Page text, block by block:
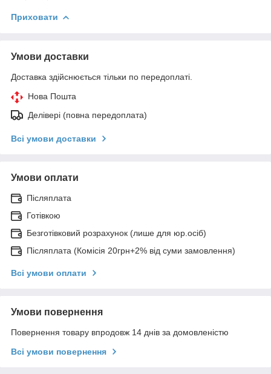
Приховати
Умови доставки
Доставка здійснюється тільки по передоплаті.
Нова Пошта
Делівері (повна передоплата)
Всі умови доставки
Умови оплати
Післяплата
Готівкою
Безготівковий розрахунок (лише для юр.осіб)
Післяплата (Комісія 20грн+2% від суми замовлення)
Всі умови оплати
Умови повернення
Повернення товару впродовж 14 днів за домовленістю
Всі умови повернення